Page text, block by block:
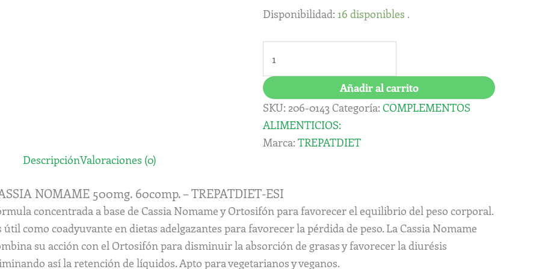
Disponibilidad: 16 disponibles .
cantidad
Añadir al carrito
SKU: 206-0143 Categoría:COMPLEMENTOS
ALIMENTICIOS:
Marca:TREPATDIET
DescripciónValoraciones (0)
NOMAME 500mg. 60comp. – TREPATDIET-ESI
concentrada a base de Cassia Nomame y Ortosifón para favorecer el equilibrio del peso corporal.
útil como coadyuvante en dietas adelgazantes para favorecer la pérdida de peso. La Cassia Nomame
su acción con el Ortosifón para disminuir la absorción de grasas y favorecer la diurésis
así la retención de líquidos. Apto para vegetarianos y veganos.